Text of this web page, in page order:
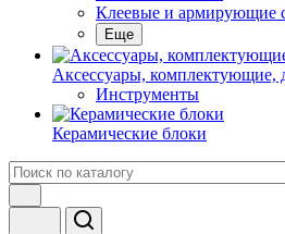
Клеевые и армирующие
Еще
Аксессуары, комплектующие,
Инструменты
Керамические блоки